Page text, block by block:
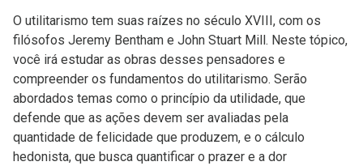
O utilitarismo tem suas raízes no século XVIII, com os
filósofos Jeremy Bentham e John Stuart Mill. Neste tópico,
você irá estudar as obras desses pensadores e
compreender os fundamentos do utilitarismo. Serão
abordados temas como o princípio da utilidade, que
defende que as ações devem ser avaliadas pela
quantidade de felicidade que produzem, e o cálculo
hedonista, que busca quantificar o prazer e a dor